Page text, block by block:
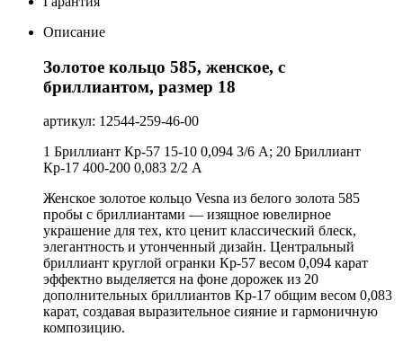
Описание
Золотое кольцо 585, женское, с
бриллиантом, размер 18
артикул: 12544-259-46-00
1 Бриллиант Кр-57 15-10 0,094 3/6 А; 20 Бриллиант
Кр-17 400-200 0,083 2/2 А
Женское золотое кольцо Vesna из белого золота 585
пробы с бриллиантами — изящное ювелирное
украшение для тех, кто ценит классический блеск,
элегантность и утонченный дизайн. Центральный
бриллиант круглой огранки Кр-57 весом 0,094 карат
эффектно выделяется на фоне дорожек из 20
дополнительных бриллиантов Кр-17 общим весом 0,083
карат, создавая выразительное сияние и гармоничную
композицию.